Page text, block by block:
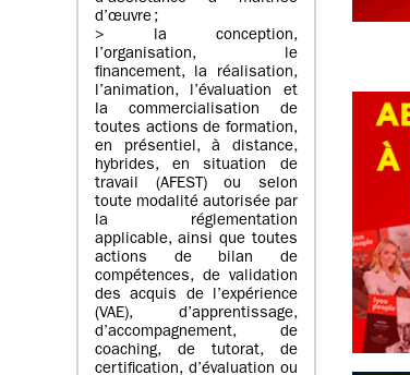
d’œuvre ;
> la conception,
l’organisation, le
financement, la réalisation,
l’animation, l’évaluation et
la commercialisation de
toutes actions de formation,
en présentiel, à distance,
hybrides, en situation de
travail (AFEST) ou selon
toute modalité autorisée par
la réglementation
applicable, ainsi que toutes
actions de bilan de
compétences, de validation
des acquis de l’expérience
(VAE), d’apprentissage,
d’accompagnement, de
coaching, de tutorat, de
certification, d’évaluation ou